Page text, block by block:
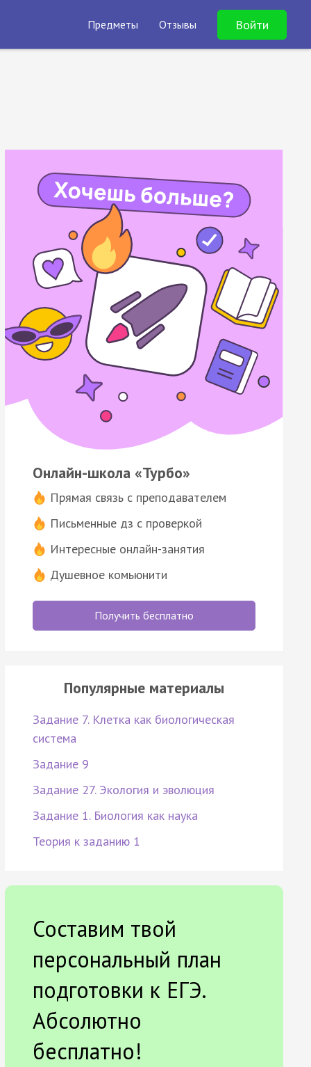
Предметы Отзывы Войти
Онлайн-школа «Турбо»
Прямая связь с преподавателем
Письменные дз с проверкой
Интересные онлайн-занятия
Душевное комьюнити
Получить бесплатно
Популярные материалы
Задание 7. Клетка как биологическая
система
Задание 9
Задание 27. Экология и эволюция
Задание 1. Биология как наука
Теория к заданию 1
Составим твой
персональный план
подготовки к ЕГЭ.
Абсолютно
бесплатно!